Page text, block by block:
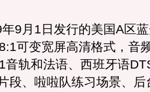
9月1日发行的美国A区
可变宽屏高清格式，音
音轨和法语、西班牙语
段、啦啦队练习场景、后